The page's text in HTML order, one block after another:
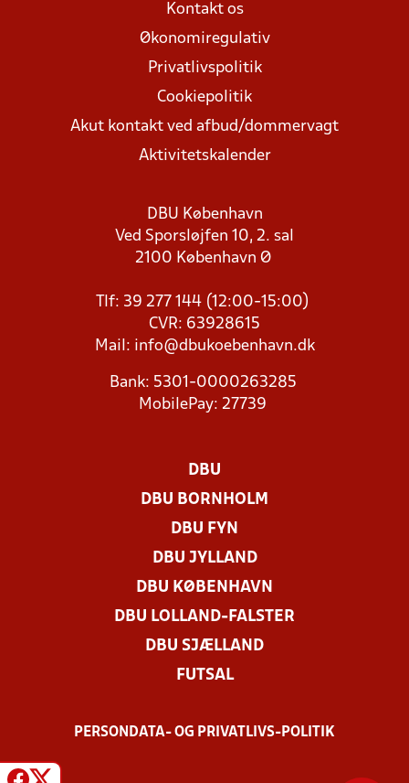
Kontakt os
Økonomiregulativ
Privatlivspolitik
Cookiepolitik
Akut kontakt ved afbud/dommervagt
Aktivitetskalender
DBU København
Ved Sporsløjfen 10, 2. sal
2100 København Ø
Tlf: 39 277 144 (12:00-15:00)
CVR: 63928615
Mail: info@dbukoebenhavn.dk
Bank: 5301-0000263285
MobilePay: 27739
DBU
DBU BORNHOLM
DBU FYN
DBU JYLLAND
DBU KØBENHAVN
DBU LOLLAND-FALSTER
DBU SJÆLLAND
FUTSAL
PERSONDATA- OG PRIVATLIVS-POLITIK